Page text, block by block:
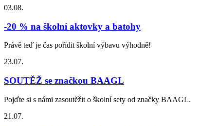
03.08.
-20 % na školní aktovky a batohy
Právě teď je čas pořídit školní výbavu výhodně!
23.07.
SOUTĚŽ se značkou BAAGL
Pojďte si s námi zasoutěžit o školní sety od značky BAAGL.
21.07.